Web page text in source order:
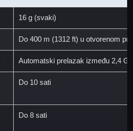
16 g (svaki)
Do 400 m (1312 ft) u otvorenom
Automatski prelazak između 2,4
Do 10 sati
Do 8 sati